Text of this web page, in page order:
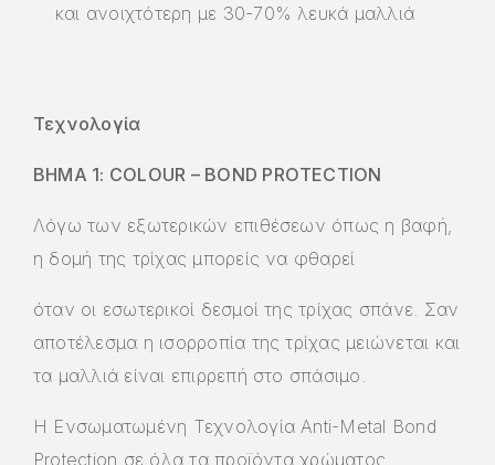
και ανοιχτότερη με 30-70% λευκά μαλλιά
Τεχνολογία
ΒΗΜΑ 1: COLOUR – BOND PROTECTION
Λόγω των εξωτερικών επιθέσεων όπως η βαφή,
η δομή της τρίχας μπορείς να φθαρεί
όταν οι εσωτερικοί δεσμοί της τρίχας σπάνε. Σαν
αποτέλεσμα η ισορροπία της τρίχας μειώνεται και
τα μαλλιά είναι επιρρεπή στο σπάσιμο.
Η Ενσωματωμένη Τεχνολογία Anti-Metal Bond
Protection σε όλα τα προϊόντα χρώματος